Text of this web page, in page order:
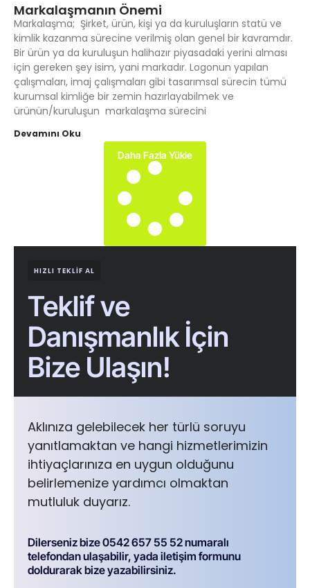
Markalaşmanın Önemi
Markalaşma; Şirket, ürün, kişi ya da kuruluşların statü ve
kimlik kazanma sürecine verilmiş olan genel bir kavramdır.
Bir ürün ya da kuruluşun halihazır piyasadaki yerini alması
için gereken şey isim, yani markadır. Logonun yapılan
çalışmaları, imaj çalışmaları gibi tasarımsal sürecin tümü
kurumsal kimliğe bir zemin hazırlayabilmek ve
ürünün/kuruluşun markalaşma sürecini
Devamını Oku
Daha Fazla Yükle
HIZLI TEKLIF AL
Teklif ve
Danışmanlık İçin
Bize Ulaşın!
Aklınıza gelebilecek her türlü soruyu
yanıtlamaktan ve hangi hizmetlerimizin
ihtiyaçlarınıza en uygun olduğunu
belirlemenize yardımcı olmaktan
mutluluk duyarız.
Dilerseniz bize 0542 657 55 52 numaralı
telefondan ulaşabilir, yada iletişim formunu
doldurarak bize yazabilirsiniz.